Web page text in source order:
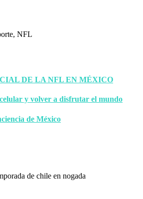
DE LA NFL EN MÉXICO
y volver a disfrutar el mundo
de México